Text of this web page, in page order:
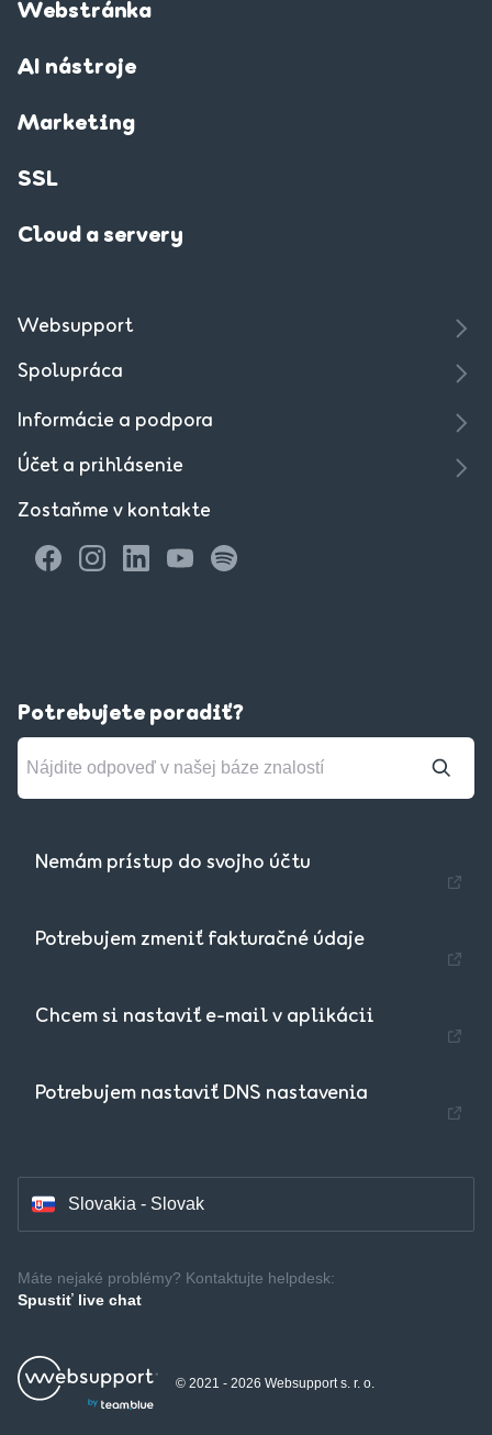
Webstránka
AI nástroje
Marketing
SSL
Cloud a servery
Websupport
Spolupráca
Informácie a podpora
Účet a prihlásenie
Zostaňme v kontakte
Potrebujete poradiť?
Nemám prístup do svojho účtu
Potrebujem zmeniť fakturačné údaje
Chcem si nastaviť e-mail v aplikácii
Potrebujem nastaviť DNS nastavenia
Slovakia - Slovak
Máte nejaké problémy? Kontaktujte helpdesk:
Spustiť live chat
© 2021 - 2026 Websupport s. r. o.